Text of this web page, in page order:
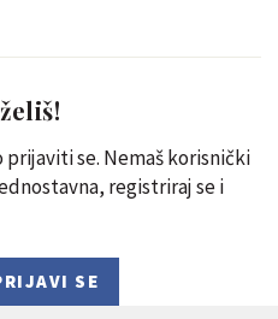
se. Nemaš korisnički
registriraj se i
SE